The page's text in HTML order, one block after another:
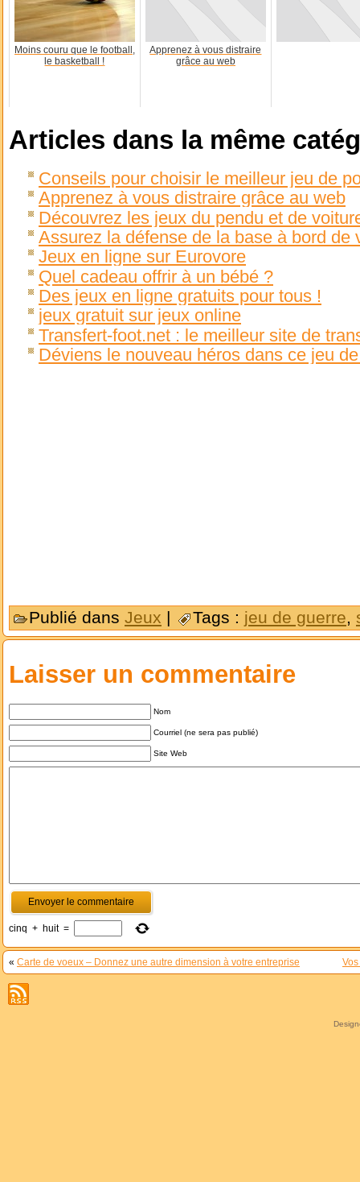
Moins couru que le football,
le basketball !
Apprenez à vous distraire
grâce au web
Articles dans la même
Conseils pour choisir le meilleur jeu de
Apprenez à vous distraire grâce au web
Découvrez les jeux du pendu et de
Assurez la défense de la base à bord de
Jeux en ligne sur Eurovore
Quel cadeau offrir à un bébé ?
Des jeux en ligne gratuits pour tous !
jeux gratuit sur jeux online
Transfert-foot.net : le meilleur site de
Déviens le nouveau héros dans ce jeu
Publié dans Jeux | Tags : jeu de guerre,
Laisser un commentaire
Nom
Courriel (ne sera pas publié)
Site Web
cinq + huit =
« Carte de voeux – Donnez une autre dimension à votre entreprise